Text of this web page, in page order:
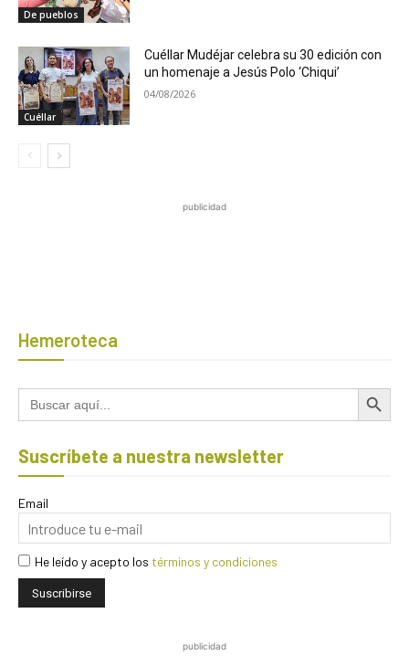
De pueblos
Cuéllar
Cuéllar Mudéjar celebra su 30 edición con
un homenaje a Jesús Polo ‘Chiqui’
04/08/2026
publicidad
Hemeroteca
Buscar: Botón de
Suscríbete a nuestra newsletter
Email
He leído y acepto los términos y condiciones
publicidad